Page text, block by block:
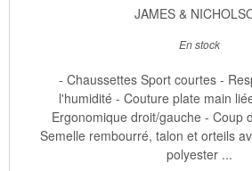
JAMES &
En stock
- Chaussettes Sport courtes -
l'humidité - Couture plate main
Ergonomique droit/gauche - Coup
Semelle rembourré, talon et orteils
polyester ...